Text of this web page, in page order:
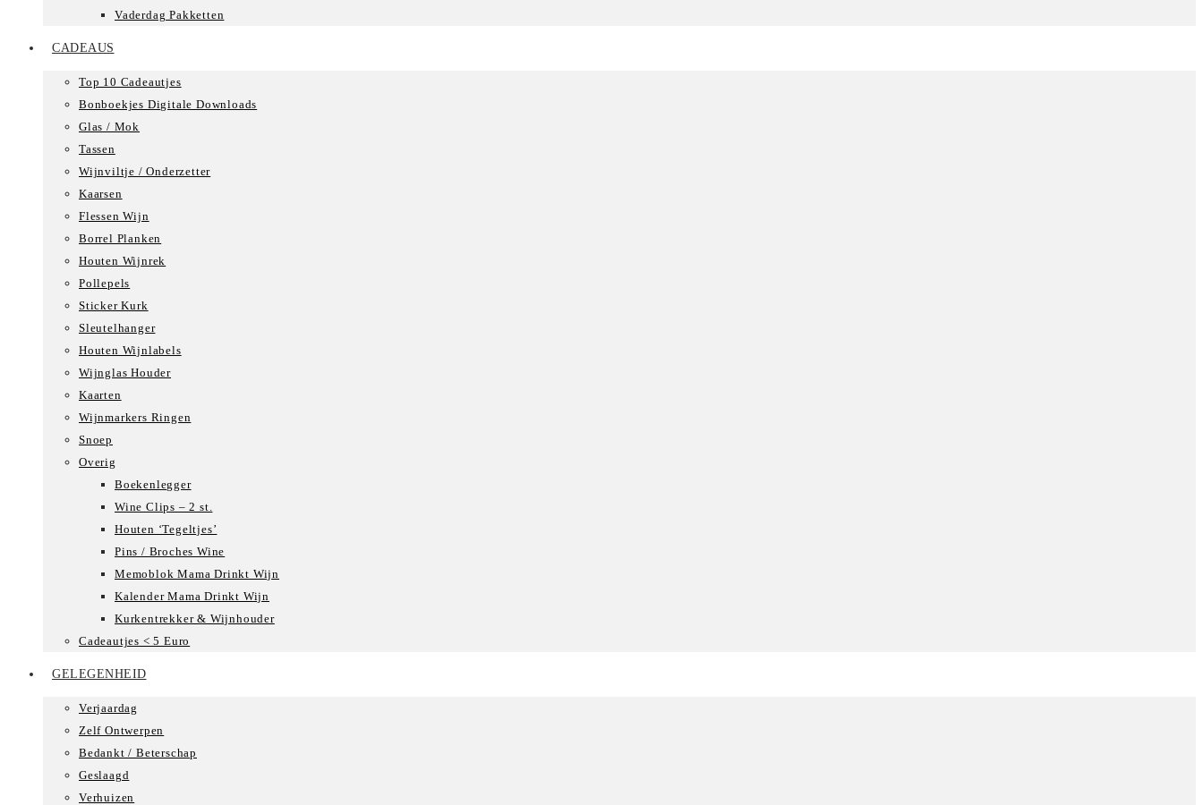
Vaderdag Pakketten
CADEAUS
Top 10 Cadeautjes
Bonboekjes Digitale Downloads
Glas / Mok
Tassen
Wijnviltje / Onderzetter
Kaarsen
Flessen Wijn
Borrel Planken
Houten Wijnrek
Pollepels
Sticker Kurk
Sleutelhanger
Houten Wijnlabels
Wijnglas Houder
Kaarten
Wijnmarkers Ringen
Snoep
Overig
Boekenlegger
Wine Clips – 2 st.
Houten ‘Tegeltjes’
Pins / Broches Wine
Memoblok Mama Drinkt Wijn
Kalender Mama Drinkt Wijn
Kurkentrekker & Wijnhouder
Cadeautjes < 5 Euro
GELEGENHEID
Verjaardag
Zelf Ontwerpen
Bedankt / Beterschap
Geslaagd
Verhuizen